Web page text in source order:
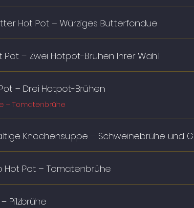
Hot Pot – Würziges Butterfondue
Pot – Zwei Hotpot-Brühen Ihrer Wahl
– Drei Hotpot-Brühen
– Tomatenbrühe
Knochensuppe – Schweinebrühe und
Hot Pot – Tomatenbrühe
Pilzbrühe